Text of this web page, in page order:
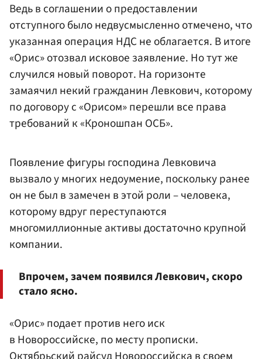
Ведь в соглашении о предоставлении
отступного было недвусмысленно отмечено, что
указанная операция НДС не облагается. В итоге
«Орис» отозвал исковое заявление. Но тут же
случился новый поворот. На горизонте
замаячил некий гражданин Левкович, которому
по договору с «Орисом» перешли все права
требований к «Кроношпан ОСБ».
Появление фигуры господина Левковича
вызвало у многих недоумение, поскольку ранее
он не был в замечен в этой роли – человека,
которому вдруг переступаются
многомиллионные активы достаточно крупной
компании.
Впрочем, зачем появился Левкович, скоро
стало ясно.
«Орис» подает против него иск
в Новороссийске, по месту прописки.